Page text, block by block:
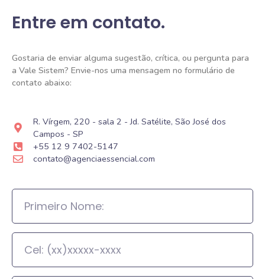
Entre em contato.
Gostaria de enviar alguma sugestão, crítica, ou pergunta para
a Vale Sistem? Envie-nos uma mensagem no formulário de
contato abaixo:
R. Vírgem, 220 - sala 2 - Jd. Satélite, São José dos
Campos - SP
+55 12 9 7402-5147
contato@agenciaessencial.com